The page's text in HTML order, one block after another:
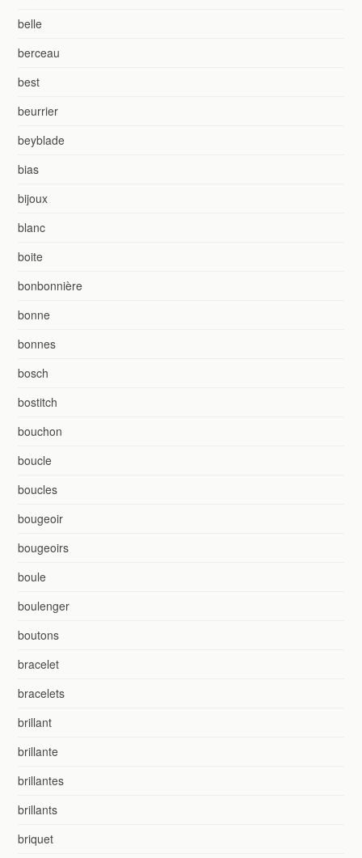
belle
berceau
best
beurrier
beyblade
bias
bijoux
blanc
boite
bonbonnière
bonne
bonnes
bosch
bostitch
bouchon
boucle
boucles
bougeoir
bougeoirs
boule
boulenger
boutons
bracelet
bracelets
brillant
brillante
brillantes
brillants
briquet